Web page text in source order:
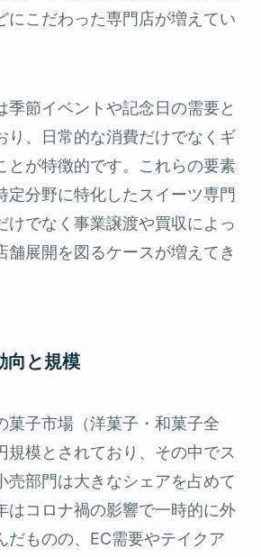
にこだわった専門店が増えてい
季節イベントや記念日の需要と
り、日常的な消費だけでなくギ
とが特徴的です。これらの要素
定分野に特化したスイーツ専門
けでなく事業譲渡や買収によっ
舗展開を図るケースが増えてき
向と規模
菓子市場（洋菓子・和菓子全
規模とされており、その中でス
売部門は大きなシェアを占めて
はコロナ禍の影響で一時的に外
だものの、EC需要やテイクア